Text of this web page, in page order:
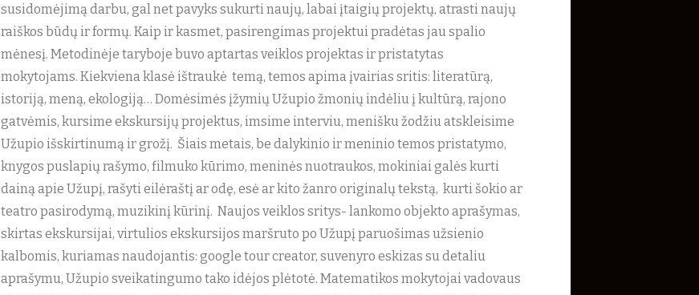
susidomėjimą darbu, gal net pavyks sukurti naujų, labai įtaigių projektų, atrasti naujų
raiškos būdų ir formų. Kaip ir kasmet, pasirengimas projektui pradėtas jau spalio
mėnesį. Metodinėje taryboje buvo aptartas veiklos projektas ir pristatytas
mokytojams. Kiekviena klasė ištraukė temą, temos apima įvairias sritis: literatūrą,
istoriją, meną, ekologiją… Domėsimės įžymių Užupio žmonių indėliu į kultūrą, rajono
gatvėmis, kursime ekskursijų projektus, imsime interviu, menišku žodžiu atskleisime
Užupio išskirtinumą ir grožį. Šiais metais, be dalykinio ir meninio temos pristatymo,
knygos puslapių rašymo, filmuko kūrimo, meninės nuotraukos, mokiniai galės kurti
dainą apie Užupį, rašyti eilėraštį ar odę, esė ar kito žanro originalų tekstą, kurti šokio ar
teatro pasirodymą, muzikinį kūrinį. Naujos veiklos sritys- lankomo objekto aprašymas,
skirtas ekskursijai, virtulios ekskursijos maršruto po Užupį paruošimas užsienio
kalbomis, kuriamas naudojantis: google tour creator, suvenyro eskizas su detaliu
aprašymu, Užupio sveikatingumo tako idėjos plėtotė. Matematikos mokytojai vadovaus